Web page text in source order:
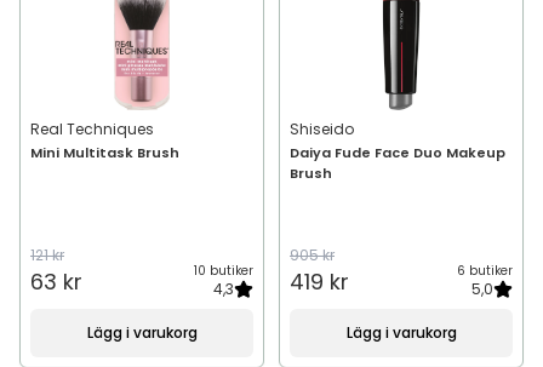
Real Techniques
Mini Multitask Brush
121 kr
63 kr 10 butiker
4,3
Lägg i varukorg
Shiseido
Daiya Fude Face Duo Makeup
Brush
905 kr
419 kr 6 butiker
5,0
Lägg i varukorg